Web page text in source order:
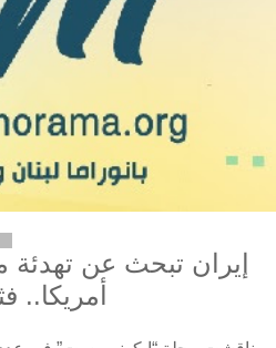
إيران تبحث عن تهدئة
أمريكا..